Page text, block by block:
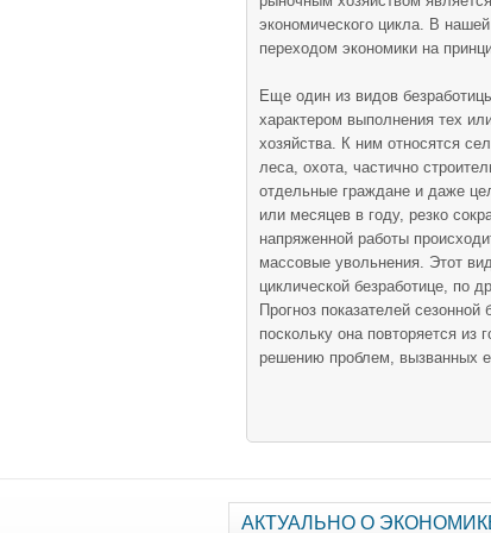
экономического цикла. В
переходом экономики на
Еще один из видов
характером выполнения тех
хозяйства. К ним относятся
леса, охота, частично
отдельные граждане и даже
или месяцев в году, резко
напряженной работы
массовые увольнения. Этот
циклической безработице, по
Прогноз показателей
поскольку она повторяется из
решению проблем, вызванных
АКТУАЛЬНО О